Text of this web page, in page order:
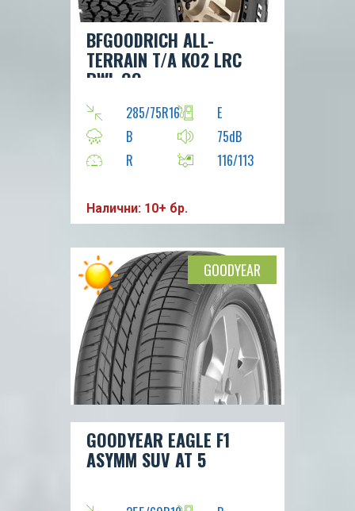
BFGOODRICH ALL-
TERRAIN T/A KO2 LRC
RWL GO
285/75R16
E
B
75dB
R
116/113
Налични: 10+ бр.
GOODYEAR EAGLE F1
ASYMM SUV AT 5
GOODYEAR